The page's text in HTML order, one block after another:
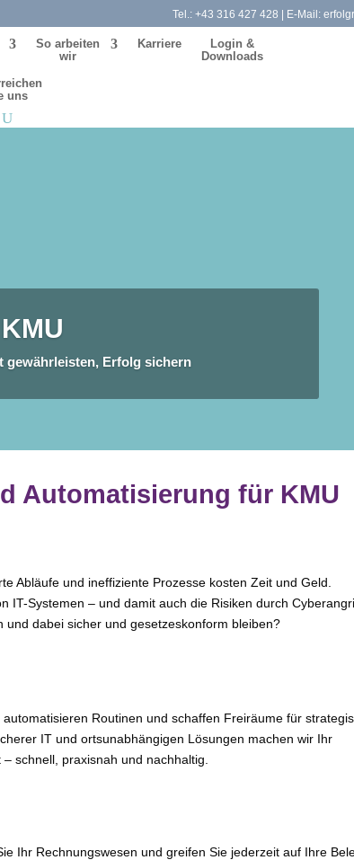
Tel.: +43 316 427 428 | E-Mail:
So arbei­ten
wir
Karriere
Login &
Downloads
uns
gewähr­leis­ten, Erfolg sichern
Automatisierung für KMU
Abläufe und inef­fi­zi­en­te Prozesse kos­ten Zeit und Geld.
IT-Systemen – und damit auch die Risiken durch
und dabei sicher und geset­zes­kon­form bleiben?
Routinen und schaf­fen Freiräume für
IT und orts­un­ab­hän­gi­gen Lösungen machen wir Ihr
schnell, pra­xis­nah und nachhaltig.
Ihr Rechnungswesen und grei­fen Sie jeder­zeit auf Ihre